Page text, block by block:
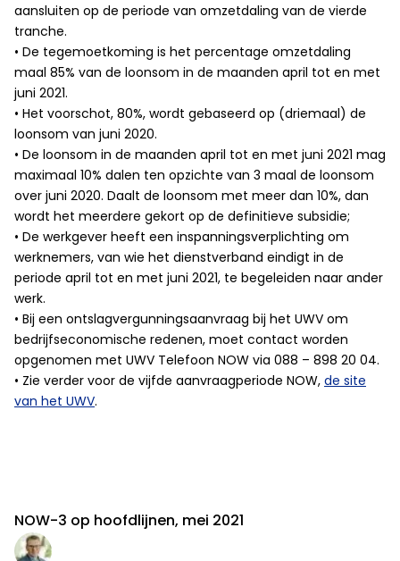
aansluiten op de periode van omzetdaling van de vierde
tranche.
• De tegemoetkoming is het percentage omzetdaling
maal 85% van de loonsom in de maanden april tot en met
juni 2021.
• Het voorschot, 80%, wordt gebaseerd op (driemaal) de
loonsom van juni 2020.
• De loonsom in de maanden april tot en met juni 2021 mag
maximaal 10% dalen ten opzichte van 3 maal de loonsom
over juni 2020. Daalt de loonsom met meer dan 10%, dan
wordt het meerdere gekort op de definitieve subsidie;
• De werkgever heeft een inspanningsverplichting om
werknemers, van wie het dienstverband eindigt in de
periode april tot en met juni 2021, te begeleiden naar ander
werk.
• Bij een ontslagvergunningsaanvraag bij het UWV om
bedrijfseconomische redenen, moet contact worden
opgenomen met UWV Telefoon NOW via 088 – 898 20 04.
• Zie verder voor de vijfde aanvraagperiode NOW, de site
van het UWV.
NOW-3 op hoofdlijnen, mei 2021